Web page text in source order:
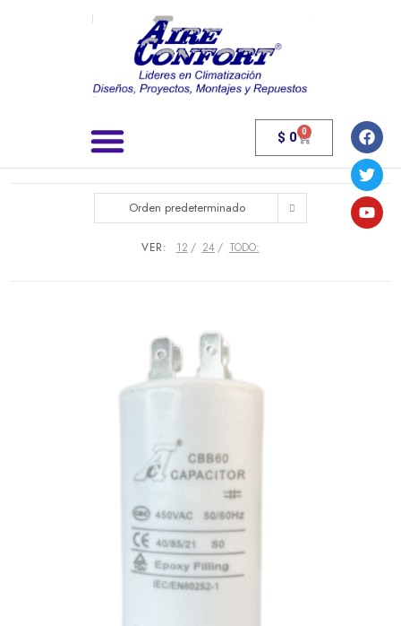
$ 0 0
Orden predeterminado
VER: 12 24 TODO: